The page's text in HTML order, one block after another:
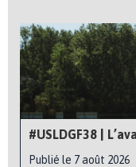
#USLDGF38 |
Publié le 7 août 2026